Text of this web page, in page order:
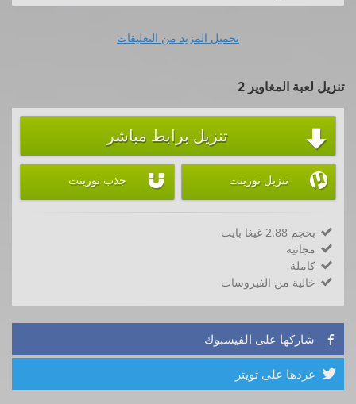
تحميل المزيد من التعليقات
تنزيل لعبة المغاوير 2
 تنزيل برابط مباشر
 تنزيل تورينت  جذب تورينت
 بحجم 2.88 غيغا بايت
 مجانية
 كاملة
 خالية من الفيروسات
 شاركها على الفيسبوك
 غردها على تويتر